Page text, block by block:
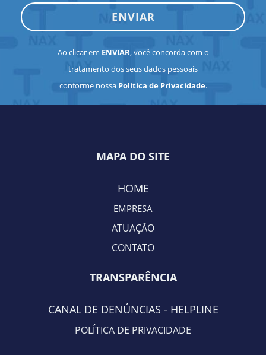
ENVIAR
Ao clicar em ENVIAR, você concorda com o
tratamento dos seus dados pessoais
conforme nossa Política de Privacidade.
MAPA DO SITE
HOME
EMPRESA
ATUAÇÃO
CONTATO
TRANSPARÊNCIA
CANAL DE DENÚNCIAS - HELPLINE
POLÍTICA DE PRIVACIDADE